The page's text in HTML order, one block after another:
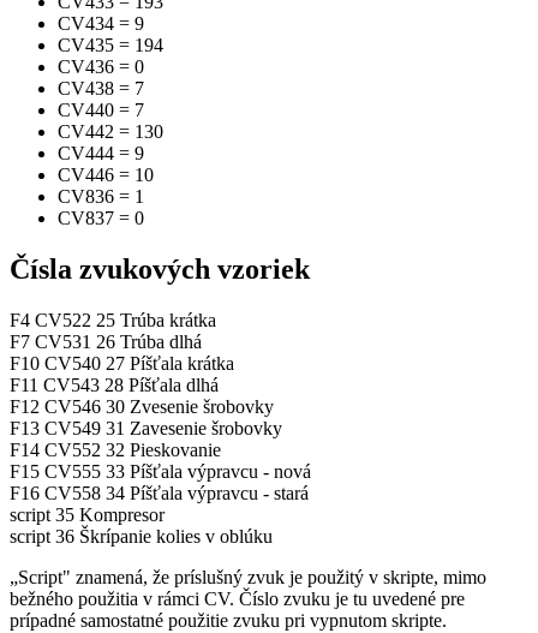
CV434 = 9
CV435 = 194
CV436 = 0
CV438 = 7
CV440 = 7
CV442 = 130
CV444 = 9
CV446 = 10
CV836 = 1
CV837 = 0
Čísla zvukových vzoriek
F4 CV522 25 Trúba krátka
F7 CV531 26 Trúba dlhá
F10 CV540 27 Píšťala krátka
F11 CV543 28 Píšťala dlhá
F12 CV546 30 Zvesenie šrobovky
F13 CV549 31 Zavesenie šrobovky
F14 CV552 32 Pieskovanie
F15 CV555 33 Píšťala výpravcu - nová
F16 CV558 34 Píšťala výpravcu - stará
script 35 Kompresor
script 36 Škrípanie kolies v oblúku
„Script" znamená, že príslušný zvuk je použitý v skripte, mimo
bežného použitia v rámci CV. Číslo zvuku je tu uvedené pre
prípadné samostatné použitie zvuku pri vypnutom skripte.